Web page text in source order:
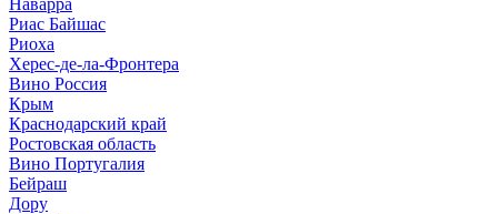
Наварра
Риас Байшас
Риоха
Херес-де-ла-Фронтера
Вино Россия
Крым
Краснодарский край
Ростовская область
Вино Португалия
Бейраш
Дору